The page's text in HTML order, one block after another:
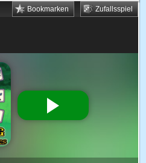
Zufallsspiel
Bookmarken